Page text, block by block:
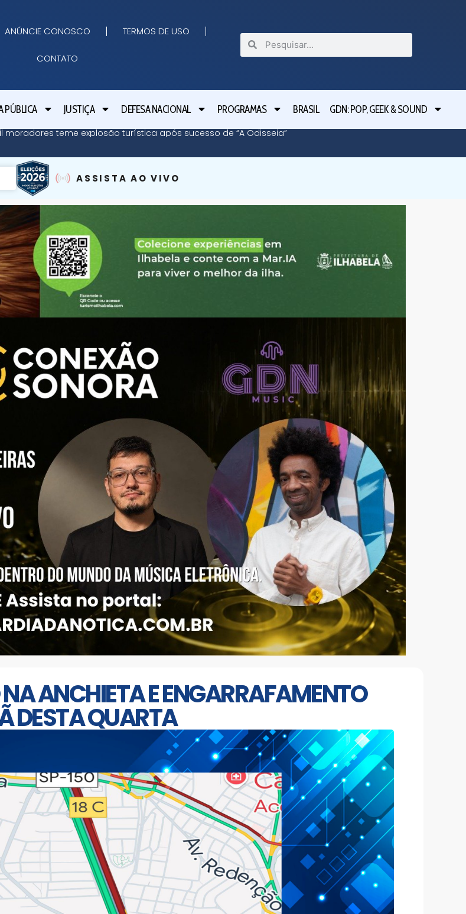
ANÚNCIE CONOSCO TERMOS DE USO
CONTATO
PÚBLICA JUSTIÇA DEFESA NACIONAL PROGRAMAS BRASIL GDN: POP, GEEK & SOUND
moradores teme explosão turística após sucesso de “A Odisseia” Lula
ASSISTA AO VIVO
ANCHIETA E ENGARRAFAMENTO
DESTA QUARTA